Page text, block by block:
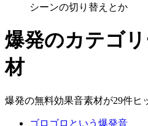
シーンの切り替えとか
爆発のカテゴ
材
爆発の無料効果音素材が29件ヒ
ゴロゴロという爆発音